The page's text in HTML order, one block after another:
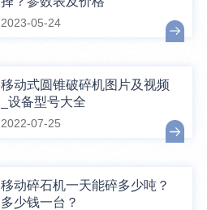
2023-05-24
移动式圆锥破碎机图片及视频
_设备型号大全
2022-07-25
移动碎石机一天能碎多少吨？
多少钱一台？